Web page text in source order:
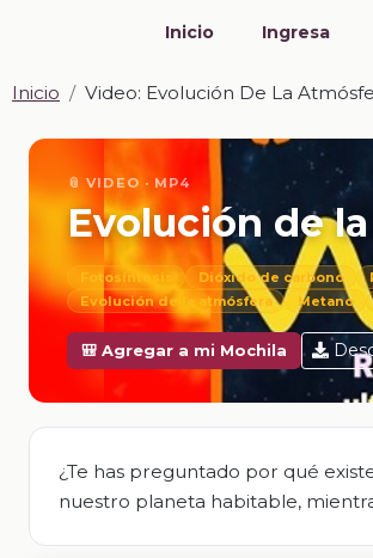
Inicio Ingresa
Inicio Video: Evolución De La
📎 VIDEO · MP4
Evolución de
Fotosíntesis Dióxido de carbono
Evolución de la atmósfera
Metano
🎒 Agregar a mi Mochila
¿Te has preguntado por qué
nuestro planeta habitable,